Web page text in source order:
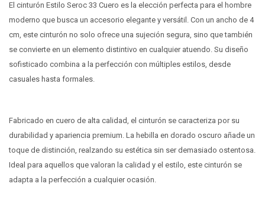
El cinturón Estilo Seroc 33 Cuero es la elección perfecta para el hombre
moderno que busca un accesorio elegante y versátil. Con un ancho de 4
cm, este cinturón no solo ofrece una sujeción segura, sino que también
se convierte en un elemento distintivo en cualquier atuendo. Su diseño
sofisticado combina a la perfección con múltiples estilos, desde
casuales hasta formales.
Fabricado en cuero de alta calidad, el cinturón se caracteriza por su
durabilidad y apariencia premium. La hebilla en dorado oscuro añade un
toque de distinción, realzando su estética sin ser demasiado ostentosa.
Ideal para aquellos que valoran la calidad y el estilo, este cinturón se
adapta a la perfección a cualquier ocasión.